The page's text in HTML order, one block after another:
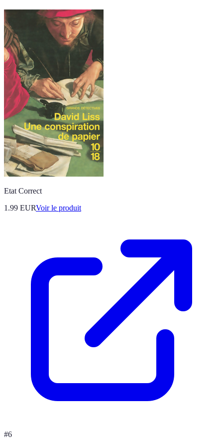
Etat Correct
1.99 EURVoir le produit
#6